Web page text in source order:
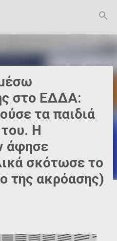
περιεχόμενο
στο ΕΔΔΑ:
τα παιδιά
Η
άφησε
σκότωσε το
της ακρόασης)